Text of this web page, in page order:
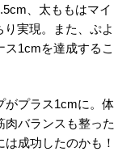
、太ももはマイ
実現。また、ぷよ
1cmを達成するこ
がプラス1cmに。体
バランスも整った
成功したのかも！